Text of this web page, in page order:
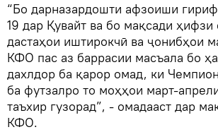
“Бо дарназардошти афзоиши
19 дар Қувайт ва бо мақсади ҳифзи
дастаҳои иштирокчӣ ва ҷонибҳои
КФО пас аз баррасии масъала бо
дахлдор ба қарор омад, ки
ба футзалро то моҳҳои март-
таъхир гузорад”, - омадааст дар
КФО.